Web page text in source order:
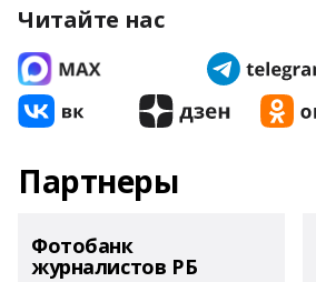
Читайте нас
Партнеры
Фотобанк
журналистов РБ